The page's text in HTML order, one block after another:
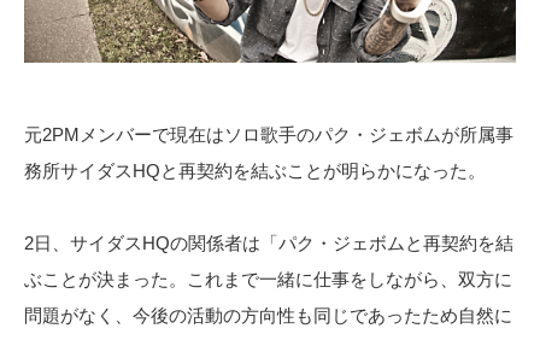
元2PMメンバーで現在はソロ歌手のパク・ジェボムが所属事
務所サイダスHQと再契約を結ぶことが明らかになった。
2日、サイダスHQの関係者は「パク・ジェボムと再契約を結
ぶことが決まった。これまで一緒に仕事をしながら、双方に
問題がなく、今後の活動の方向性も同じであったため自然に